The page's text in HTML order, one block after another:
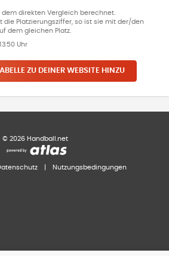
direkten Vergleich berechnet.
die Platzierungsziffer, so ist sie mit der/den
dem gleichen Platz.
Uhr
ZU DEINER WEBSITE HINZU
© 2026 Handball.net
Nutzungsbedingungen